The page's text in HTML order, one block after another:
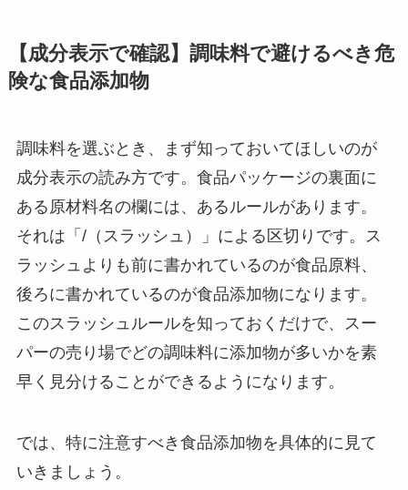
【成分表示で確認】調味料で避けるべき危
険な食品添加物
調味料を選ぶとき、まず知っておいてほしいのが
成分表示の読み方です。食品パッケージの裏面に
ある原材料名の欄には、あるルールがあります。
それは「/（スラッシュ）」による区切りです。ス
ラッシュよりも前に書かれているのが食品原料、
後ろに書かれているのが食品添加物になります。
このスラッシュルールを知っておくだけで、スー
パーの売り場でどの調味料に添加物が多いかを素
早く見分けることができるようになります。
では、特に注意すべき食品添加物を具体的に見て
いきましょう。